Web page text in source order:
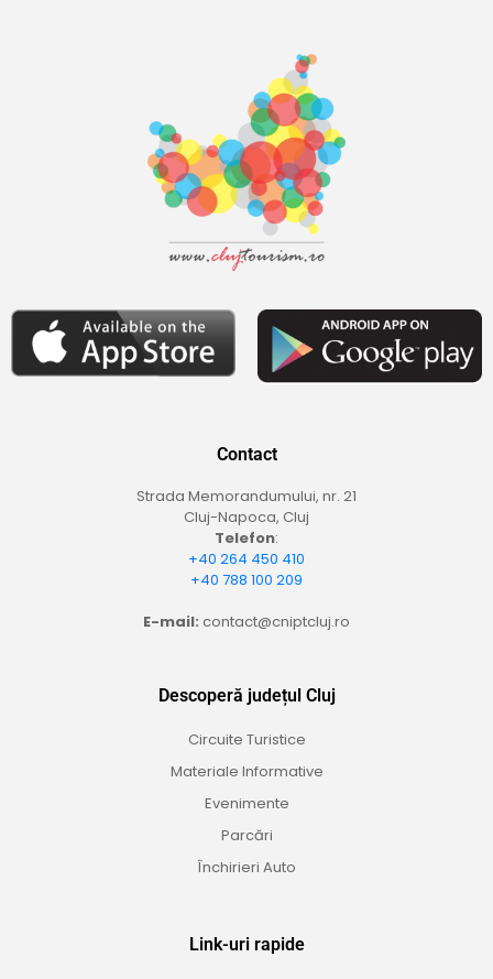
Contact
Strada Memorandumului, nr. 21
Cluj-Napoca, Cluj
Telefon:
+40 264 450 410
+40 788 100 209
E-mail: contact@cniptcluj.ro
Descoperă județul Cluj
Circuite Turistice
Materiale Informative
Evenimente
Parcări
Închirieri Auto
Link-uri rapide